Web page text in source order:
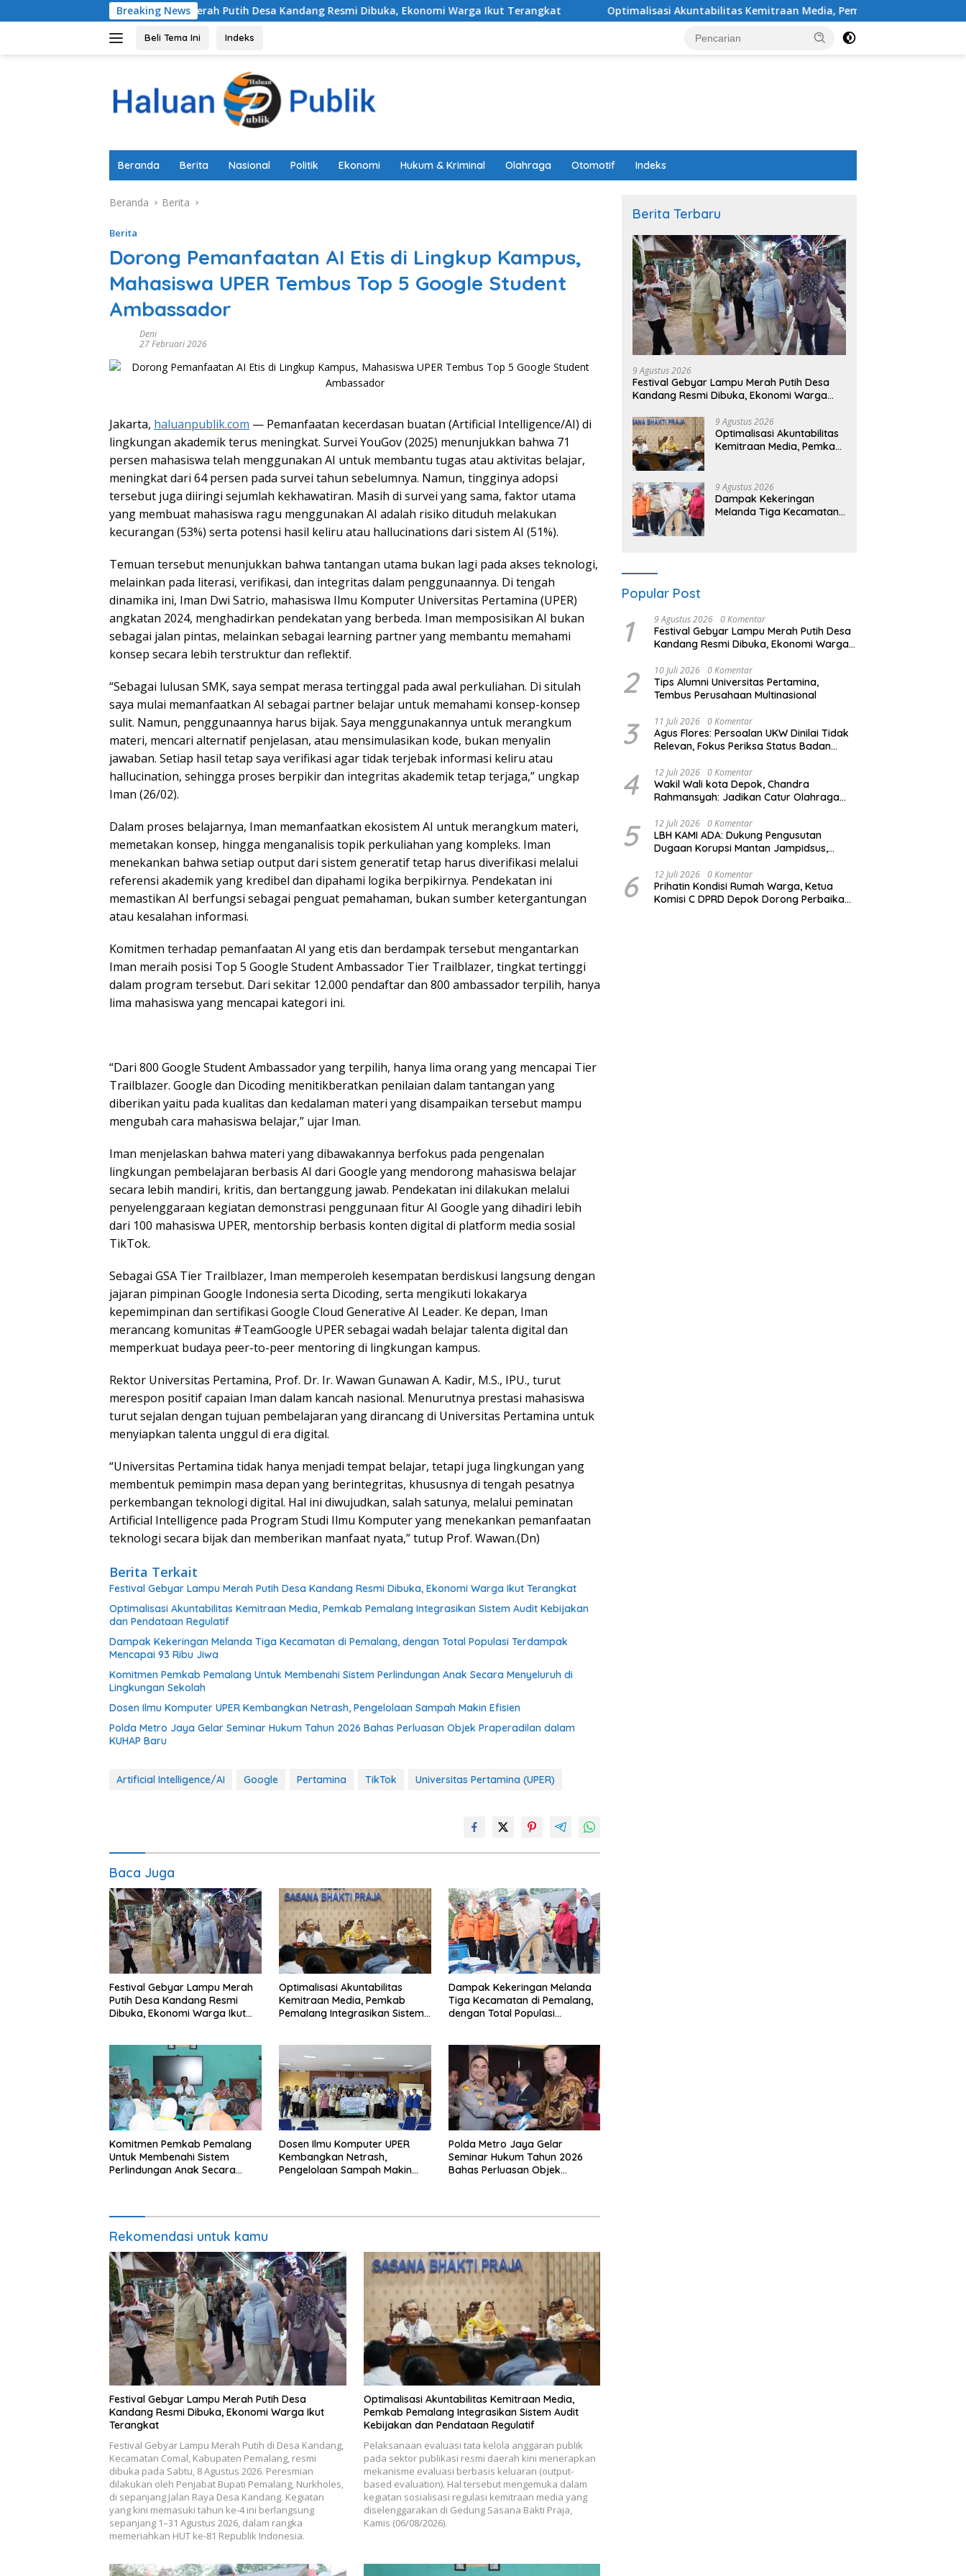
ke
Breaking News
Lampu Merah Putih Desa Kandang Resmi Dibuka, Ekonomi Warga Ikut Terangkat ​Optimalisasi Akuntabilitas Kemitraan Media, Pemkab Pemalang Integrasikan Sistem Audit
Beli Tema Ini Indeks
Beranda Berita Nasional Politik Ekonomi Hukum & Kriminal Olahraga Otomotif Indeks
Beranda Berita
Berita
Dorong Pemanfaatan AI Etis di Lingkup Kampus,
Mahasiswa UPER Tembus Top 5 Google Student
Ambassador
Deni
27 Februari 2026
Jakarta, haluanpublik.com — Pemanfaatan kecerdasan buatan (Artificial Intelligence/AI) di
lingkungan akademik terus meningkat. Survei YouGov (2025) menunjukkan bahwa 71
persen mahasiswa telah menggunakan AI untuk membantu tugas atau aktivitas belajar,
meningkat dari 64 persen pada survei tahun sebelumnya. Namun, tingginya adopsi
tersebut juga diiringi sejumlah kekhawatiran. Masih di survei yang sama, faktor utama
yang membuat mahasiswa ragu menggunakan AI adalah risiko dituduh melakukan
kecurangan (53%) serta potensi hasil keliru atau hallucinations dari sistem AI (51%).
Temuan tersebut menunjukkan bahwa tantangan utama bukan lagi pada akses teknologi,
melainkan pada literasi, verifikasi, dan integritas dalam penggunaannya. Di tengah
dinamika ini, Iman Dwi Satrio, mahasiswa Ilmu Komputer Universitas Pertamina (UPER)
angkatan 2024, menghadirkan pendekatan yang berbeda. Iman memposisikan AI bukan
sebagai jalan pintas, melainkan sebagai learning partner yang membantu memahami
konsep secara lebih terstruktur dan reflektif.
“Sebagai lulusan SMK, saya sempat merasa tertinggal pada awal perkuliahan. Di situlah
saya mulai memanfaatkan AI sebagai partner belajar untuk memahami konsep-konsep
sulit. Namun, penggunaannya harus bijak. Saya menggunakannya untuk merangkum
materi, mencari alternatif penjelasan, atau mensimulasikan kode, bukan menyalin
jawaban. Setiap hasil tetap saya verifikasi agar tidak terjebak informasi keliru atau
hallucination, sehingga proses berpikir dan integritas akademik tetap terjaga,” ungkap
Iman (26/02).
Dalam proses belajarnya, Iman memanfaatkan ekosistem AI untuk merangkum materi,
memetakan konsep, hingga menganalisis topik perkuliahan yang kompleks. Iman
menekankan bahwa setiap output dari sistem generatif tetap harus diverifikasi melalui
referensi akademik yang kredibel dan dipahami logika berpikirnya. Pendekatan ini
memastikan AI berfungsi sebagai penguat pemahaman, bukan sumber ketergantungan
atau kesalahan informasi.
Komitmen terhadap pemanfaatan AI yang etis dan berdampak tersebut mengantarkan
Iman meraih posisi Top 5 Google Student Ambassador Tier Trailblazer, tingkat tertinggi
dalam program tersebut. Dari sekitar 12.000 pendaftar dan 800 ambassador terpilih, hanya
lima mahasiswa yang mencapai kategori ini.
“Dari 800 Google Student Ambassador yang terpilih, hanya lima orang yang mencapai Tier
Trailblazer. Google dan Dicoding menitikberatkan penilaian dalam tantangan yang
diberikan yaitu pada kualitas dan kedalaman materi yang disampaikan tersebut mampu
mengubah cara mahasiswa belajar,” ujar Iman.
Iman menjelaskan bahwa materi yang dibawakannya berfokus pada pengenalan
lingkungan pembelajaran berbasis AI dari Google yang mendorong mahasiswa belajar
secara lebih mandiri, kritis, dan bertanggung jawab. Pendekatan ini dilakukan melalui
penyelenggaraan kegiatan demonstrasi penggunaan fitur AI Google yang dihadiri lebih
dari 100 mahasiswa UPER, mentorship berbasis konten digital di platform media sosial
TikTok.
Sebagai GSA Tier Trailblazer, Iman memperoleh kesempatan berdiskusi langsung dengan
jajaran pimpinan Google Indonesia serta Dicoding, serta mengikuti lokakarya
kepemimpinan dan sertifikasi Google Cloud Generative AI Leader. Ke depan, Iman
merancang komunitas #TeamGoogle UPER sebagai wadah belajar talenta digital dan
memperkuat budaya peer-to-peer mentoring di lingkungan kampus.
Rektor Universitas Pertamina, Prof. Dr. Ir. Wawan Gunawan A. Kadir, M.S., IPU., turut
merespon positif capaian Iman dalam kancah nasional. Menurutnya prestasi mahasiswa
turut sejalan dengan tujuan pembelajaran yang dirancang di Universitas Pertamina untuk
menyiapkan talenta unggul di era digital.
“Universitas Pertamina tidak hanya menjadi tempat belajar, tetapi juga lingkungan yang
membentuk pemimpin masa depan yang berintegritas, khususnya di tengah pesatnya
perkembangan teknologi digital. Hal ini diwujudkan, salah satunya, melalui peminatan
Artificial Intelligence pada Program Studi Ilmu Komputer yang menekankan pemanfaatan
teknologi secara bijak dan memberikan manfaat nyata,” tutup Prof. Wawan.(Dn)
Berita Terkait
Festival Gebyar Lampu Merah Putih Desa Kandang Resmi Dibuka, Ekonomi Warga Ikut Terangkat
​Optimalisasi Akuntabilitas Kemitraan Media, Pemkab Pemalang Integrasikan Sistem Audit Kebijakan
dan Pendataan Regulatif
Dampak Kekeringan Melanda Tiga Kecamatan di Pemalang, dengan Total Populasi Terdampak
Mencapai 93 Ribu Jiwa
Komitmen Pemkab Pemalang Untuk Membenahi Sistem Perlindungan Anak Secara Menyeluruh di
Lingkungan Sekolah
Dosen Ilmu Komputer UPER Kembangkan Netrash, Pengelolaan Sampah Makin Efisien
Polda Metro Jaya Gelar Seminar Hukum Tahun 2026 Bahas Perluasan Objek Praperadilan dalam
KUHAP Baru
Artificial Intelligence/AI Google Pertamina TikTok Universitas Pertamina (UPER)
Baca Juga
Festival Gebyar Lampu Merah
Putih Desa Kandang Resmi
Dibuka, Ekonomi Warga Ikut
​Optimalisasi Akuntabilitas
Kemitraan Media, Pemkab
Pemalang Integrasikan Sistem
Dampak Kekeringan Melanda
Tiga Kecamatan di Pemalang,
dengan Total Populasi
Komitmen Pemkab Pemalang
Untuk Membenahi Sistem
Perlindungan Anak Secara
Dosen Ilmu Komputer UPER
Kembangkan Netrash,
Pengelolaan Sampah Makin
Polda Metro Jaya Gelar
Seminar Hukum Tahun 2026
Bahas Perluasan Objek
Rekomendasi untuk kamu
Festival Gebyar Lampu Merah Putih Desa
Kandang Resmi Dibuka, Ekonomi Warga Ikut
Terangkat
Festival Gebyar Lampu Merah Putih di Desa Kandang,
Kecamatan Comal, Kabupaten Pemalang, resmi
dibuka pada Sabtu, 8 Agustus 2026. Peresmian
dilakukan oleh Penjabat Bupati Pemalang, Nurkholes,
di sepanjang Jalan Raya Desa Kandang. Kegiatan
yang kini memasuki tahun ke-4 ini berlangsung
sepanjang 1–31 Agustus 2026, dalam rangka
memeriahkan HUT ke-81 Republik Indonesia.
​Optimalisasi Akuntabilitas Kemitraan Media,
Pemkab Pemalang Integrasikan Sistem Audit
Kebijakan dan Pendataan Regulatif
Pelaksanaan evaluasi tata kelola anggaran publik
pada sektor publikasi resmi daerah kini menerapkan
mekanisme evaluasi berbasis keluaran (output-
based evaluation). Hal tersebut mengemuka dalam
kegiatan sosialisasi regulasi kemitraan media yang
diselenggarakan di Gedung Sasana Bakti Praja,
Kamis (06/08/2026).
Berita Terbaru
9 Agustus 2026
Festival Gebyar Lampu Merah Putih Desa
Kandang Resmi Dibuka, Ekonomi Warga
9 Agustus 2026
​Optimalisasi Akuntabilitas
Kemitraan Media, Pemkab
dan Pendataan Regulatif
9 Agustus 2026
Dampak Kekeringan
Melanda Tiga Kecamatan
Popular Post
1 9 Agustus 2026 0 Komentar
Festival Gebyar Lampu Merah Putih Desa
Kandang Resmi Dibuka, Ekonomi Warga
2 10 Juli 2026 0 Komentar
Tips Alumni Universitas Pertamina,
Tembus Perusahaan Multinasional
3 11 Juli 2026 0 Komentar
Agus Flores: Persoalan UKW Dinilai Tidak
Relevan, Fokus Periksa Status Badan
4 12 Juli 2026 0 Komentar
Wakil Wali kota Depok, Chandra
Rahmansyah: Jadikan Catur Olahraga
5 12 Juli 2026 0 Komentar
LBH KAMI ADA: Dukung Pengusutan
Dugaan Korupsi Mantan Jampidsus,
Berintegritas
6 12 Juli 2026 0 Komentar
Prihatin Kondisi Rumah Warga, Ketua
Komisi C DPRD Depok Dorong Perbaikan